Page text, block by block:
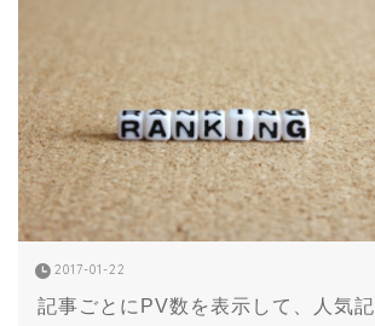
記事ごとにPV数を表示して、人気記
2017-01-22